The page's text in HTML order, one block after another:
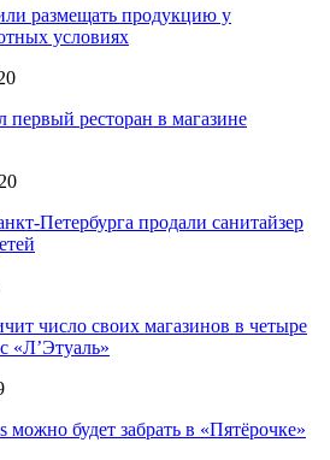
размещать продукцию у
условиях
первый ресторан в магазине
Петербурга продали санитайзер
число своих магазинов в четыре
«Л’Этуаль»
можно будет забрать в «Пятёрочке»